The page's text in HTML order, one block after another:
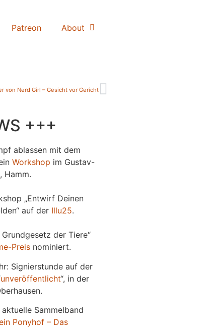
Patreon About
von Nerd Girl – Gesicht vor Gericht
+++
ablassen mit dem
Workshop im Gustav-
Hamm.
„Entwirf Deinen
auf der Illu25.
Grundgesetz der Tiere“
Preisnominiert.
Signierstunde auf der
unveröffentlicht“, in der
Sammelband
Ponyhof – Das